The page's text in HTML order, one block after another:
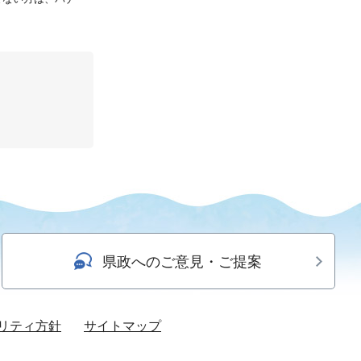
県政へのご意見・ご提案
ティ方針 サイトマップ